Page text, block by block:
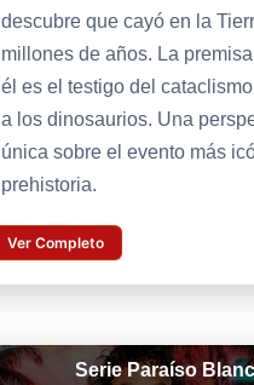
descubre que cayó en la
millones de años. La
él es el testigo del
a los dinosaurios. Una
única sobre el evento más
prehistoria.
Ver Completo
Serie Paraíso